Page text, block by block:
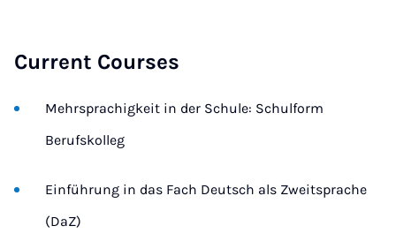
Current Courses
Mehrsprachigkeit in der Schule: Schulform
Berufskolleg
Einführung in das Fach Deutsch als Zweitsprache
(DaZ)